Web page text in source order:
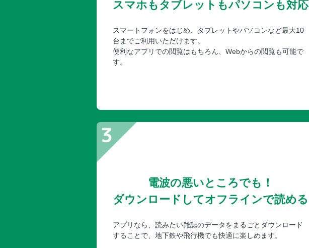
スマホもタブレットもパソコンも対応
スマートフォンをはじめ、タブレットやパソコンなど最大10
台までご利用いただけます。
便利なアプリでの閲覧はもちろん、Webからの閲覧も可能で
す。
電波の悪いところでも！
ダウンロードしてオフラインで読める
アプリなら、読みたい雑誌のデータをまるごとダウンロード
することで、地下鉄や飛行機でも快適に楽しめます。